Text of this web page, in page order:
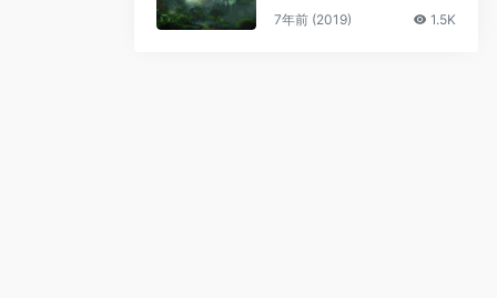
题
7年前 (2019) 1.5K